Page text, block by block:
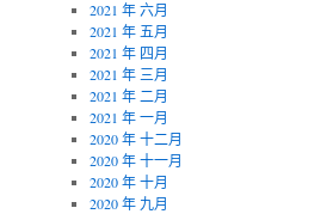
2021 年 六月
2021 年 五月
2021 年 四月
2021 年 三月
2021 年 二月
2021 年 一月
2020 年 十二月
2020 年 十一月
2020 年 十月
2020 年 九月